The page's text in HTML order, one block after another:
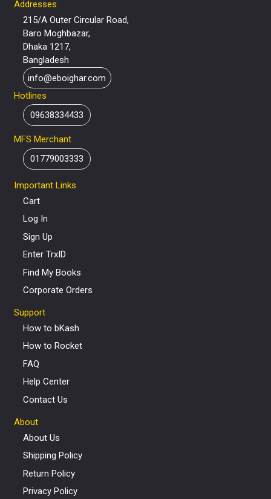
Addresses
215/A Outer Circular Road,
Baro Moghbazar,
Dhaka 1217,
Bangladesh
info@eboighar.com
Hotlines
09638334433
MFS Merchant
01779003333
Important Links
Cart
Log In
Sign Up
Enter TrxID
Find My Books
Corporate Orders
Support
How to bKash
How to Rocket
FAQ
Help Center
Contact Us
About
About Us
Shipping Policy
Return Policy
Privacy Policy